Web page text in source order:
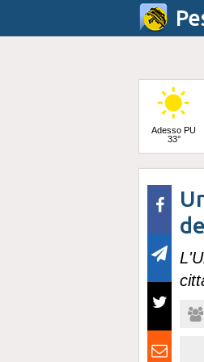
Adesso PU
33°
Lunedì
23° / 33°